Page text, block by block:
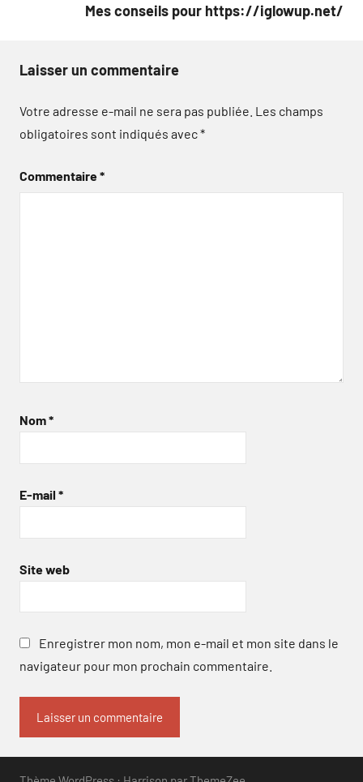
Mes conseils pour https://iglowup.net/
Laisser un commentaire
Votre adresse e-mail ne sera pas publiée. Les champs
obligatoires sont indiqués avec*
Commentaire*
Nom*
E-mail *
Site web
Enregistrer mon nom, mon e-mail et mon site dans le
navigateur pour mon prochain commentaire.